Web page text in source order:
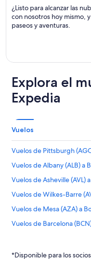
¿Listo para alcanzar las
con nosotros hoy mismo,
paseos y aventuras.
Explora el
Expedia
Vuelos
Vuelos de Pittsburgh
Vuelos de Albany (ALB) a
Vuelos de Asheville (AVL)
Vuelos de Wilkes-Barre
Vuelos de Mesa (AZA) a
Vuelos de Barcelona
Vuelos de Bangkok (BKK)
*Disponible para los